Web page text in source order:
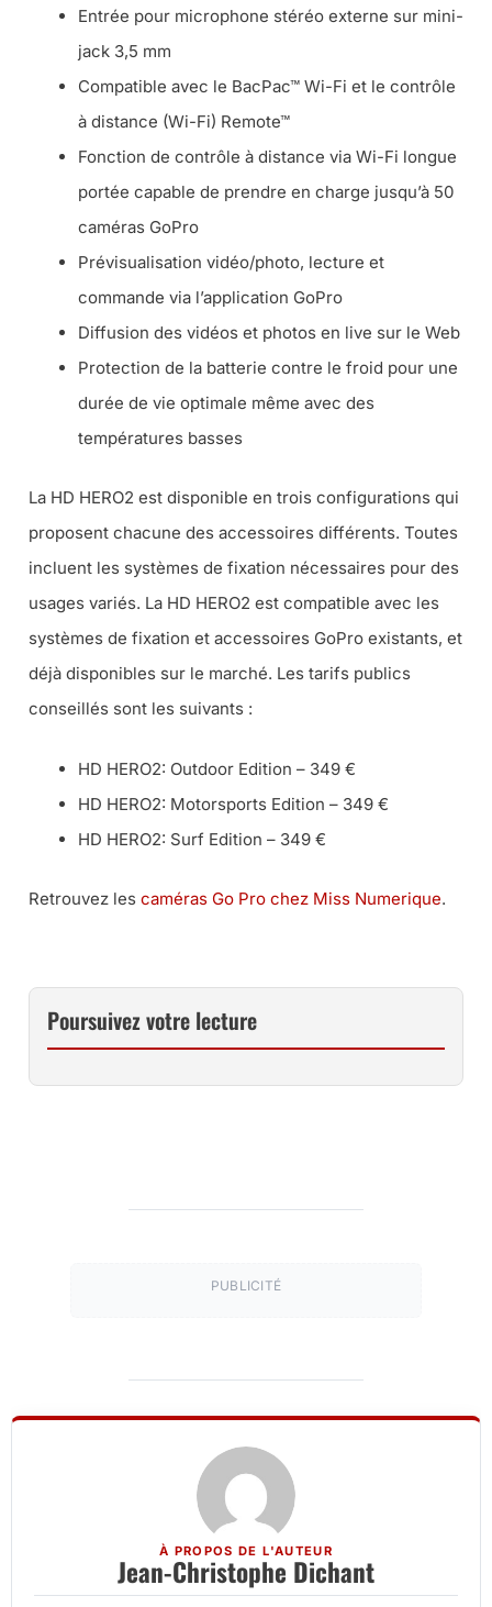
Entrée pour microphone stéréo externe sur mini-
jack 3,5 mm
Compatible avec le BacPac™ Wi-Fi et le contrôle
à distance (Wi-Fi) Remote™
Fonction de contrôle à distance via Wi-Fi longue
portée capable de prendre en charge jusqu’à 50
caméras GoPro
Prévisualisation vidéo/photo, lecture et
commande via l’application GoPro
Diffusion des vidéos et photos en live sur le Web
Protection de la batterie contre le froid pour une
durée de vie optimale même avec des
températures basses
La HD HERO2 est disponible en trois configurations qui
proposent chacune des accessoires différents. Toutes
incluent les systèmes de fixation nécessaires pour des
usages variés. La HD HERO2 est compatible avec les
systèmes de fixation et accessoires GoPro existants, et
déjà disponibles sur le marché. Les tarifs publics
conseillés sont les suivants :
HD HERO2: Outdoor Edition – 349 €
HD HERO2: Motorsports Edition – 349 €
HD HERO2: Surf Edition – 349 €
Retrouvez les caméras Go Pro chez Miss Numerique.
Poursuivez votre lecture
PUBLICITÉ
À PROPOS DE L'AUTEUR
Jean-Christophe Dichant